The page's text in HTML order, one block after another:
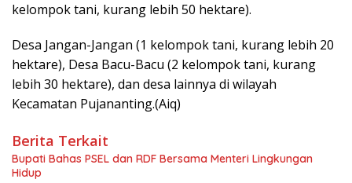
kelompok tani, kurang lebih 50 hektare).
Desa Jangan-Jangan (1 kelompok tani, kurang lebih 20
hektare), Desa Bacu-Bacu (2 kelompok tani, kurang
lebih 30 hektare), dan desa lainnya di wilayah
Kecamatan Pujananting.(Aiq)
Berita Terkait
Bupati Bahas PSEL dan RDF Bersama Menteri Lingkungan
Hidup